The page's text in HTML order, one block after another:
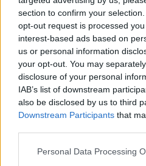
section to confirm your
opt-out request is processed
interest-based ads based on
us or personal information
your opt-out. You may
disclosure of your personal
IAB’s list of downstream
also be disclosed by us to third
Downstream Participants that
Personal Data Processing
KLJUČNE BESEDE dogodki
festival velenje
poletna operna noč
Sorodno
Več iz kategorije Kultura